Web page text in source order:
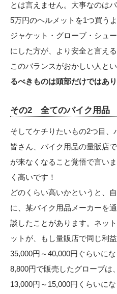
とは言えません。大事なのはバ
5万円のヘルメットを1つ買う
ジャケット・グローブ・シュ
にした方が、より安全と言える
このバランスがおかしい人と
るべきものは頭部だけではあ
その2 全てのバイク用品
そしてケチりたいもの2つ目、
皆さん、バイク用品の量販店
が来なくなること覚悟で言い
く高いです！
どのくらい高いかというと、
に、某バイク用品メーカーを
談したことがあります。ネッ
ットが、もし量販店で同じ利
35,000円～40,000円ぐらいにな
8,800円で販売したグローブは
13,000円～15,000円くらいに